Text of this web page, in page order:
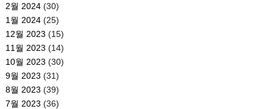
2월 2024(30)
1월 2024(25)
12월 2023 (15)
11월 2023 (14)
10월 2023 (30)
9월 2023 (31)
8월 2023 (39)
7월 2023 (36)